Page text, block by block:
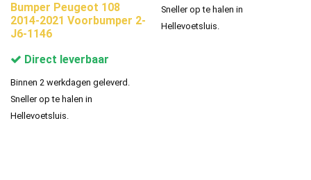
Bumper Peugeot 108
2014-2021 Voorbumper 2-
J6-1146
Direct leverbaar
Binnen 2 werkdagen geleverd.
Sneller op te halen in
Hellevoetsluis.
Sneller op te halen in
Hellevoetsluis.